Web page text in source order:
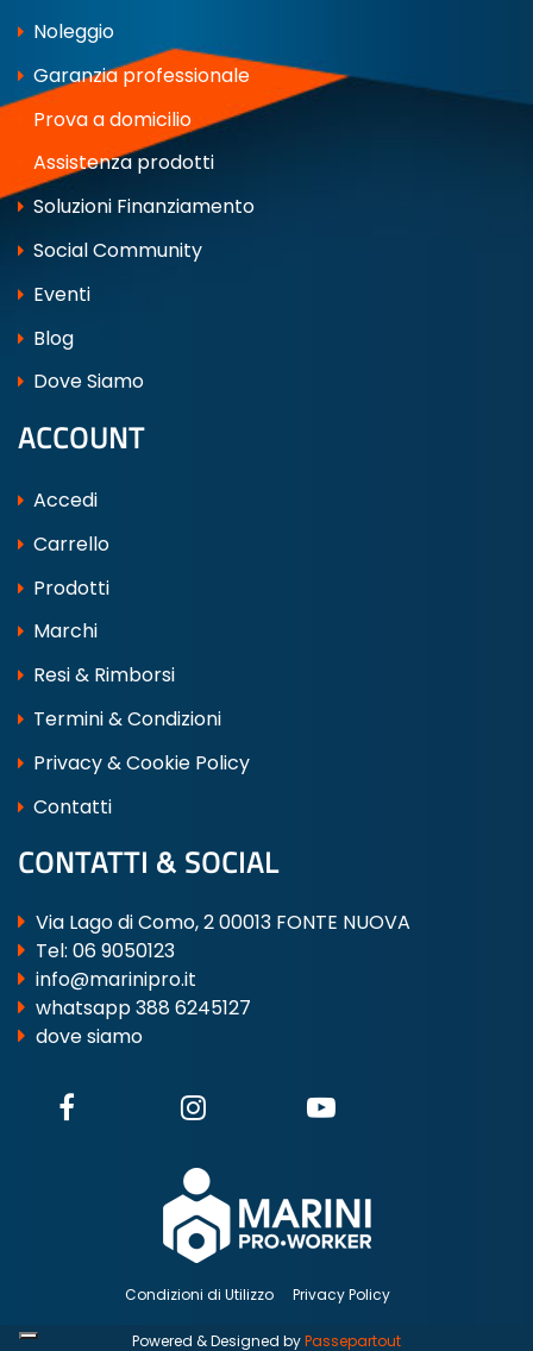
Noleggio
Garanzia professionale
Prova a domicilio
Assistenza prodotti
Soluzioni Finanziamento
Social Community
Eventi
Blog
Dove Siamo
ACCOUNT
Accedi
Carrello
Prodotti
Marchi
Resi & Rimborsi
Termini & Condizioni
Privacy & Cookie Policy
Contatti
CONTATTI & SOCIAL
Via Lago di Como, 2 00013 FONTE NUOVA
Tel: 06 9050123
info@marinipro.it
whatsapp 388 6245127
dove siamo
Condizioni di Utilizzo Privacy Policy
Powered & Designed byPassepartout